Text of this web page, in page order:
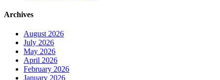
Archives
August 2026
July 2026
May 2026
April 2026
February 2026
January 2026